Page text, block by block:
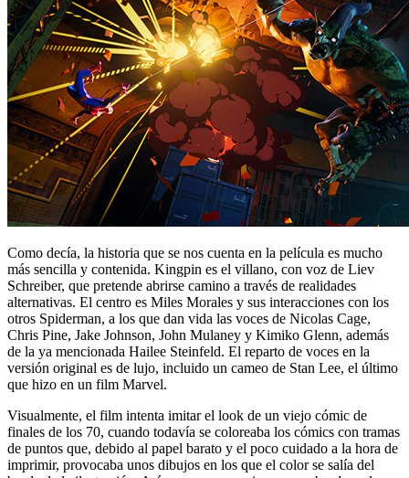
Como decía, la historia que se nos cuenta en la película es mucho
más sencilla y contenida. Kingpin es el villano, con voz de Liev
Schreiber, que pretende abrirse camino a través de realidades
alternativas. El centro es Miles Morales y sus interacciones con los
otros Spiderman, a los que dan vida las voces de Nicolas Cage,
Chris Pine, Jake Johnson, John Mulaney y Kimiko Glenn, además
de la ya mencionada Hailee Steinfeld. El reparto de voces en la
versión original es de lujo, incluido un cameo de Stan Lee, el último
que hizo en un film Marvel.
Visualmente, el film intenta imitar el look de un viejo cómic de
finales de los 70, cuando todavía se coloreaba los cómics con tramas
de puntos que, debido al papel barato y el poco cuidado a la hora de
imprimir, provocaba unos dibujos en los que el color se salía del